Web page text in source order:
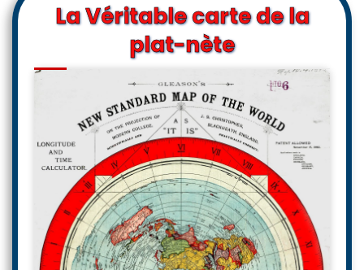
La Véritable carte de la
plat-nète